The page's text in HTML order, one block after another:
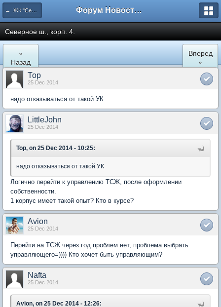
← ЖК "Северный Парк" Форум Новостройки
Северное ш., корп. 4.
«
Назад
Вперед
»
Тор
25 Dec 2014
надо отказываться от такой УК
LittleJohn
25 Dec 2014
Тор, on 25 Dec 2014 - 10:25:
надо отказываться от такой УК
Логично перейти к управлению ТСЖ, после оформлении
собственности.
1 корпус имеет такой опыт? Кто в курсе?
Avion
25 Dec 2014
Перейти на ТСЖ через год проблем нет, проблема выбрать
управляющего=)))) Кто хочет быть управляющим?
Nafta
25 Dec 2014
Avion, on 25 Dec 2014 - 12:26: